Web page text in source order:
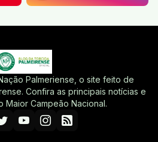
Palmeriense, o site feito de
Confira as principais notícias e
Maior Campeão Nacional.